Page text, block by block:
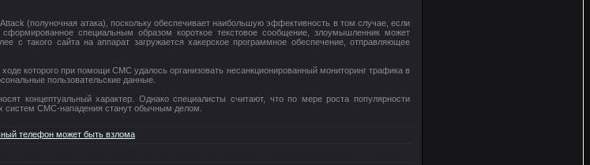
(полуночная атака), поскольку обеспечивает наибольшую эффективность в том случае, если
специальным образом короткое текстовое сообщение, злоумышленник может
с такого сайта на аппарат загружается хакерское программное обеспечение, отправляющее
которого при помощи СМС удалось организовать несанкционированный мониторинг трафика в
пользовательские данные.
концептуальный характер. Однако специалисты считают, что по мере роста популярности
СМС-нападения станут обычным делом.
телефон может быть взлома